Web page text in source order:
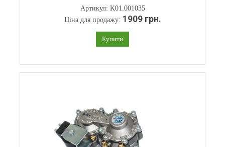
Артикул: K01.001035
Ціна для продажу: 1909 грн.
Купити